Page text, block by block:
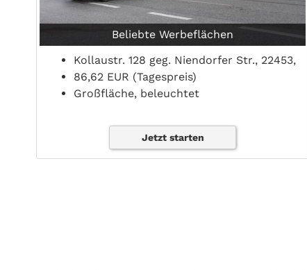
Beliebte Werbeflächen
Kollaustr. 128 geg. Niendorfer Str., 22453,
86,62 EUR (Tagespreis)
Großfläche, beleuchtet
Jetzt starten